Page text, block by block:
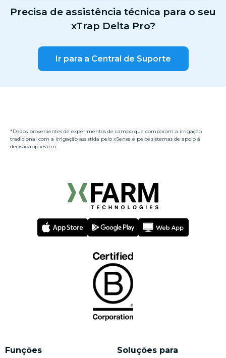
Precisa de assistência técnica para o seu
xTrap Delta Pro?
Ir para a Central de Suporte
*Dados provenientes de experimentos de campo que comparam a irrigação
tradicional com a irrigação assistida pelo xSense e pelos sistemas de apoio à
decisãoapp xFarm.
Funções Soluções para